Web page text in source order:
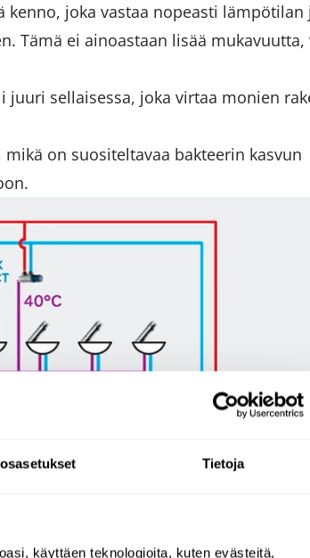
Tietoja
käyttäen teknologioita, kuten evästeitä,
kenno, joka vastaa nopeasti lämpötilan
Tämä ei ainoastaan lisää mukavuutta,
juuri sellaisessa, joka virtaa monien
on suositeltavaa bakteerin kasvun